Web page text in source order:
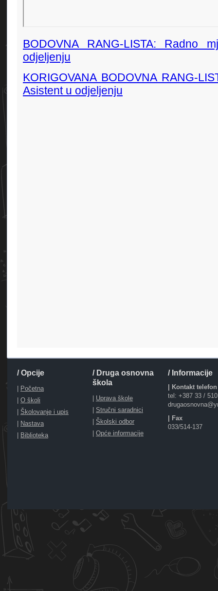
BODOVNA RANG-LISTA: Radno
odjeljenju
KORIGOVANA BODOVNA RANG-
Asistent u odjeljenju
/ Opcije
| Početna
| O školi
| Školovanje i upis
| Nastava
| Biblioteka
/ Druga osnovna
škola
| Uprava škole
| Stručni saradnici
| Školski odbor
| Opće informacije
/ Informacije
| Kontakt telefon
tel: +387 33 /
| Fax
033/514-137